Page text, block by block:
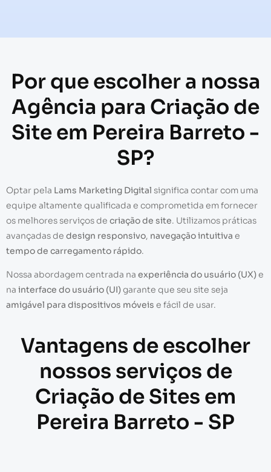
Por que escolher a nossa
Agência para Criação de
Site em Pereira Barreto -
SP?
Optar pela Lams Marketing Digital significa contar com uma
equipe altamente qualificada e comprometida em fornecer
os melhores serviços de criação de site. Utilizamos práticas
avançadas de design responsivo, navegação intuitiva e
tempo de carregamento rápido.
Nossa abordagem centrada na experiência do usuário (UX)e
na interface do usuário (UI)garante que seu site seja
amigável para dispositivos móveis e fácil de usar.
Vantagens de escolher
nossos serviços de
Criação de Sites em
Pereira Barreto - SP